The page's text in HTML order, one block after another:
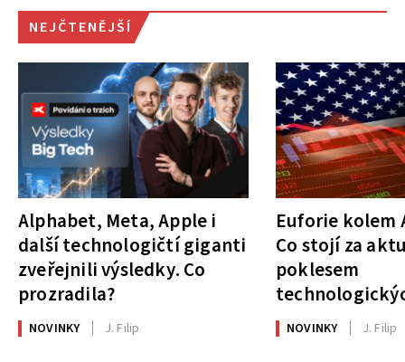
NEJČTENĚJŠÍ
Alphabet, Meta, Apple i
další technologičtí giganti
zveřejnili výsledky. Co
prozradila?
NOVINKY J. Filip
Euforie kolem
Co stojí za
poklesem
NOVINKY J. Filip